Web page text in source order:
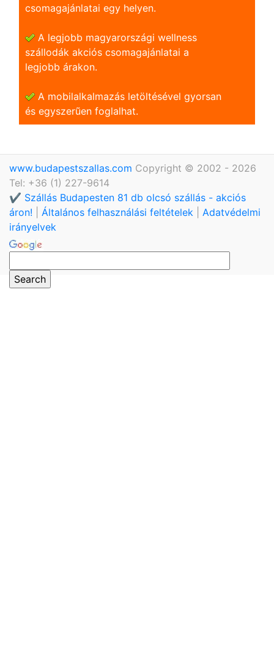
csomagajánlatai egy helyen.
A legjobb magyarországi wellness
szállodák akciós csomagajánlatai a
legjobb árakon.
A mobilalkalmazás letöltésével gyorsan
és egyszerũen foglalhat.
www.budapestszallas.com Copyright © 2002 - 2026
Tel: +36 (1) 227-9614
✔️ Szállás Budapesten 81 db olcsó szállás - akciós
áron!
Általános felhasználási feltételek
Adatvédelmi
irányelvek